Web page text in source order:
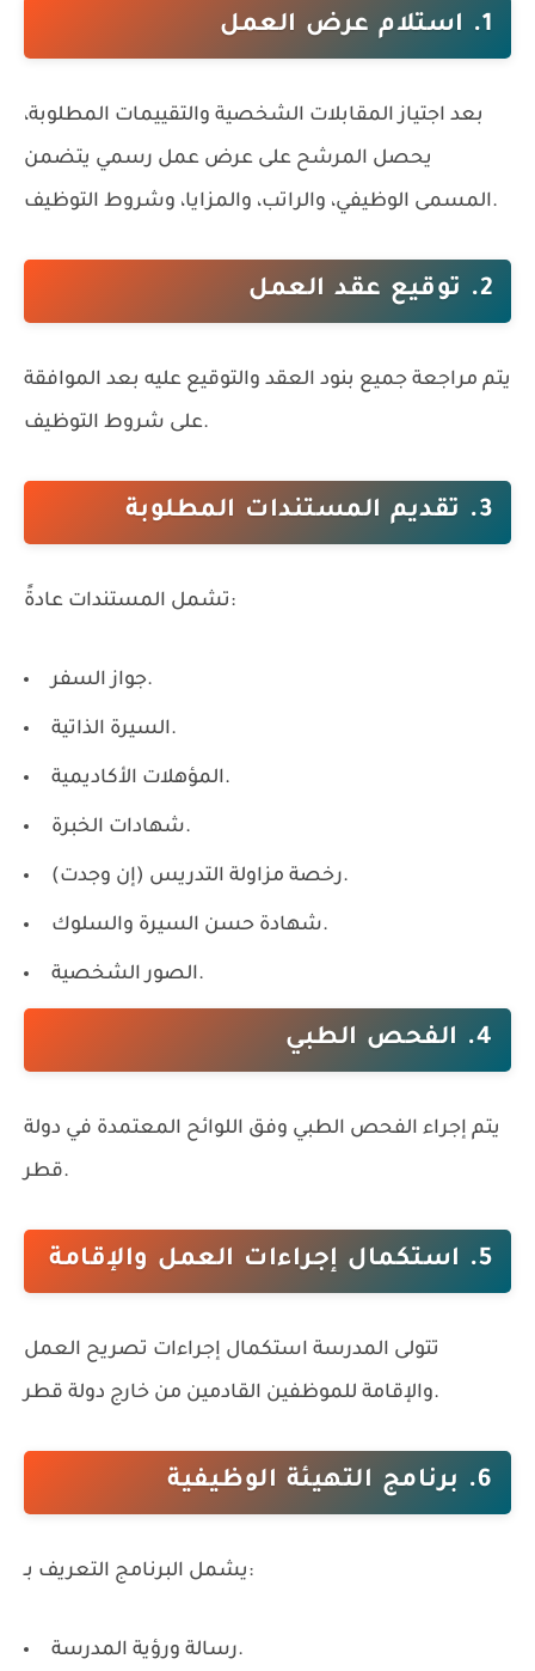
1. استلام عرض العمل
بعد اجتياز المقابلات الشخصية والتقييمات المطلوبة،
يحصل المرشح على عرض عمل رسمي يتضمن
المسمى الوظيفي، والراتب، والمزايا، وشروط التوظيف.
2. توقيع عقد العمل
يتم مراجعة جميع بنود العقد والتوقيع عليه بعد الموافقة
على شروط التوظيف.
3. تقديم المستندات المطلوبة
تشمل المستندات عادةً:
جواز السفر.
السيرة الذاتية.
المؤهلات الأكاديمية.
شهادات الخبرة.
رخصة مزاولة التدريس (إن وجدت).
شهادة حسن السيرة والسلوك.
الصور الشخصية.
4. الفحص الطبي
يتم إجراء الفحص الطبي وفق اللوائح المعتمدة في دولة
قطر.
5. استكمال إجراءات العمل والإقامة
تتولى المدرسة استكمال إجراءات تصريح العمل
والإقامة للموظفين القادمين من خارج دولة قطر.
6. برنامج التهيئة الوظيفية
يشمل البرنامج التعريف بـ:
رسالة ورؤية المدرسة.